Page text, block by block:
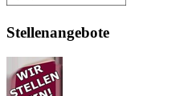
Stellenangebote